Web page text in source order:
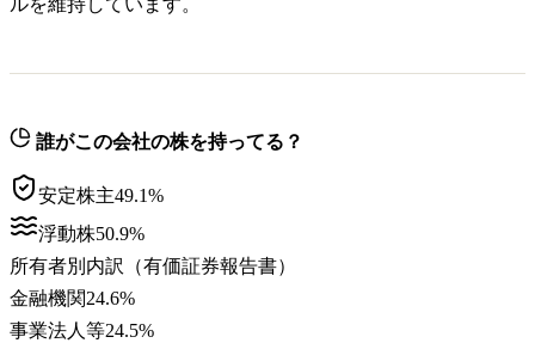
ルを維持しています。
誰がこの会社の株を持ってる？
安定株主49.1%
浮動株50.9%
所有者別内訳（有価証券報告書）
金融機関24.6%
事業法人等24.5%